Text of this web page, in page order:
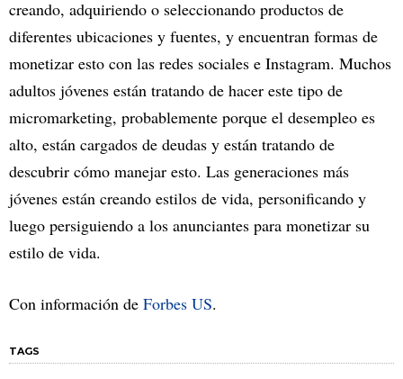
creando, adquiriendo o seleccionando productos de
diferentes ubicaciones y fuentes, y encuentran formas de
monetizar esto con las redes sociales e Instagram. Muchos
adultos jóvenes están tratando de hacer este tipo de
micromarketing, probablemente porque el desempleo es
alto, están cargados de deudas y están tratando de
descubrir cómo manejar esto. Las generaciones más
jóvenes están creando estilos de vida, personificando y
luego persiguiendo a los anunciantes para monetizar su
estilo de vida.
Con información de Forbes US.
TAGS